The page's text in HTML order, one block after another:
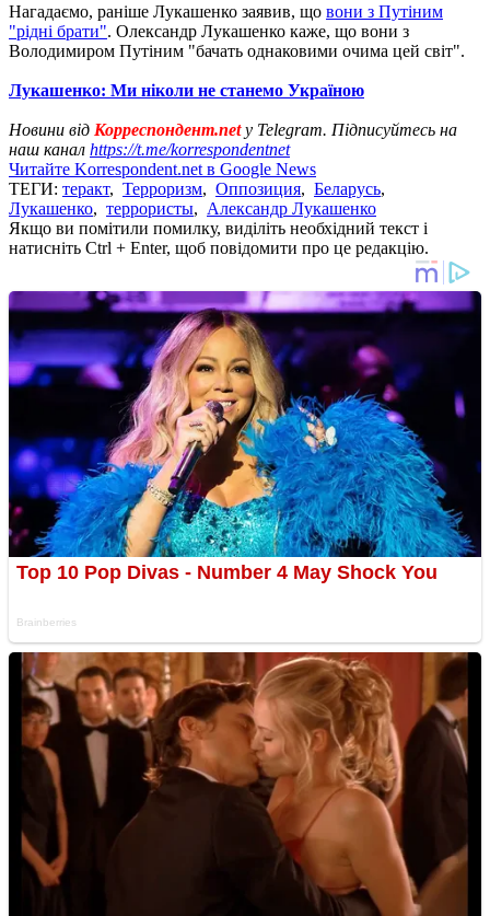
Нагадаємо, раніше Лукашенко заявив, що вони з Путіним
"рідні брати". Олександр Лукашенко каже, що вони з
Володимиром Путіним "бачать однаковими очима цей світ".
Лукашенко: Ми ніколи не станемо Україною
Новини від Корреспондент.netу Telegram. Підписуйтесь на
наш канал https://t.me/korrespondentnet
Читайте Korrespondent.net в Google News
ТЕГИ: теракт, Терроризм, Оппозиция, Беларусь,
Лукашенко, террористы, Александр Лукашенко
Якщо ви помітили помилку, виділіть необхідний текст і
натисніть Ctrl + Enter, щоб повідомити про це редакцію.